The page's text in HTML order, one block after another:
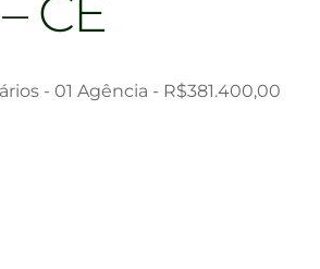
CE
- 01 Agência - R$381.400,00